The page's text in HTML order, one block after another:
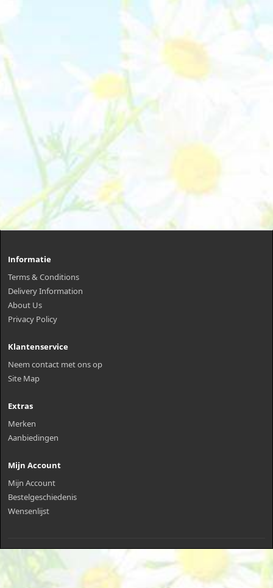
Informatie
Terms & Conditions
Delivery Information
About Us
Privacy Policy
Klantenservice
Neem contact met ons op
Site Map
Extras
Merken
Aanbiedingen
Mijn Account
Mijn Account
Bestelgeschiedenis
Wensenlijst